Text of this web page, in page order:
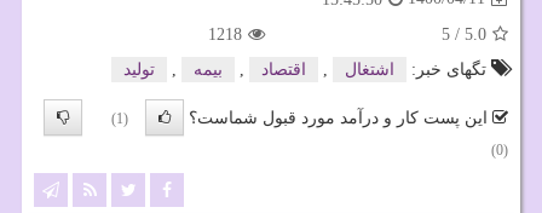
5.0
/
5
1218
تگهای خبر:
اشتغال , اقتصاد , بیمه , تولید
این پست کار و درآمد مورد قبول شماست؟
(1)
(0)